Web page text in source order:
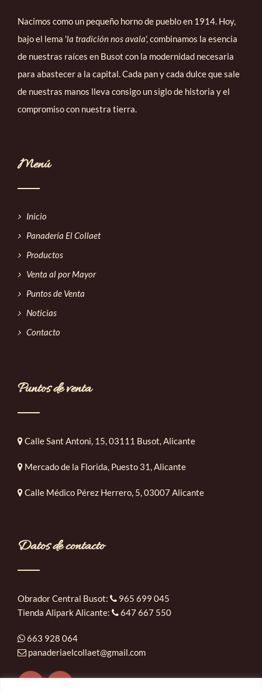
Nacimos como un pequeño horno de pueblo en 1914. Hoy,
bajo el lema 'la tradición nos avala', combinamos la esencia
de nuestras raíces en Busot con la modernidad necesaria
para abastecer a la capital. Cada pan y cada dulce que sale
de nuestras manos lleva consigo un siglo de historia y el
compromiso con nuestra tierra.
Menú
Inicio
Panadería El Collaet
Productos
Venta al por Mayor
Puntos de Venta
Noticias
Contacto
Puntos de venta
Calle Sant Antoni, 15, 03111 Busot, Alicante
Mercado de la Florida, Puesto 31, Alicante
Calle Médico Pérez Herrero, 5, 03007 Alicante
Datos de contacto
Obrador Central Busot:
965 699 045
Tienda Alipark Alicante:
647 667 550
663 928 064
panaderiaelcollaet@gmail.com